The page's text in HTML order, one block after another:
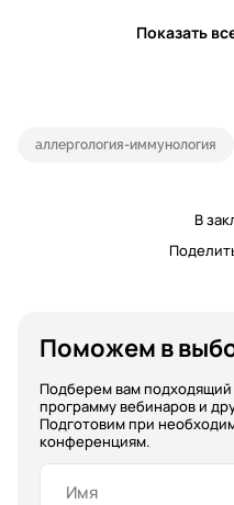
Показать
аллергология-иммунология
В
Поможем в
Подберем вам
программу вебинаров и
Подготовим при
конференциям.
Имя